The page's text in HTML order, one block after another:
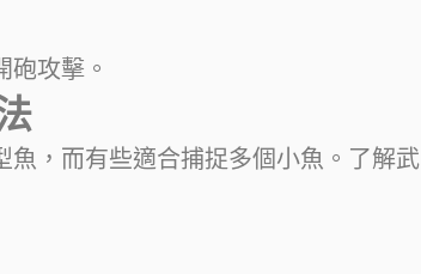
攻擊。
，而有些適合捕捉多個小魚。了解武